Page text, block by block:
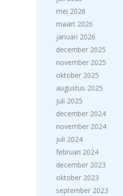
mei 2026
maart 2026
januari 2026
december 2025
november 2025
oktober 2025
augustus 2025
juli 2025
december 2024
november 2024
juli 2024
februari 2024
december 2023
oktober 2023
september 2023